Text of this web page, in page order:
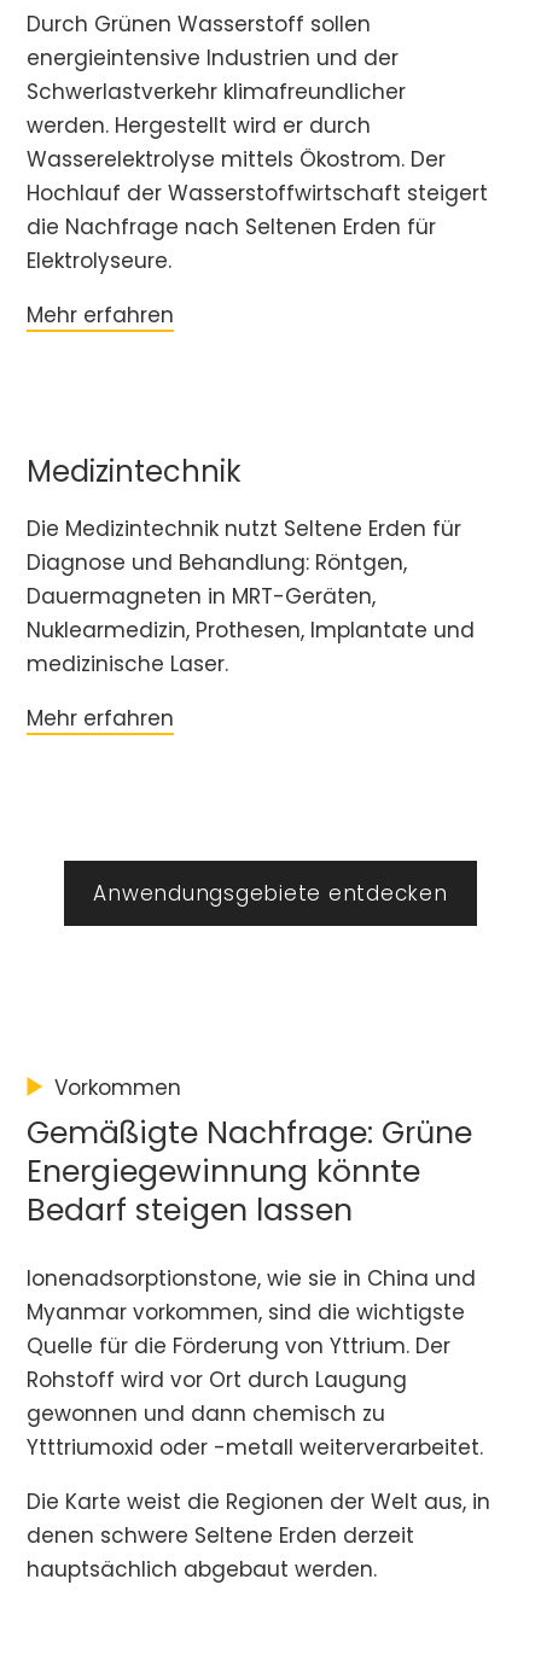
Durch Grünen Wasserstoff sollen
energieintensive Industrien und der
Schwerlastverkehr klimafreundlicher
werden. Hergestellt wird er durch
Wasserelektrolyse mittels Ökostrom. Der
Hochlauf der Wasserstoffwirtschaft steigert
die Nachfrage nach Seltenen Erden für
Elektrolyseure.
Mehr erfahren
Medizintechnik
Die Medizintechnik nutzt Seltene Erden für
Diagnose und Behandlung: Röntgen,
Dauermagneten in MRT-Geräten,
Nuklearmedizin, Prothesen, Implantate und
medizinische Laser.
Mehr erfahren
Anwendungsgebiete entdecken
Vorkommen
Gemäßigte Nachfrage: Grüne
Energiegewinnung könnte
Bedarf steigen lassen
Ionenadsorptionstone, wie sie in China und
Myanmar vorkommen, sind die wichtigste
Quelle für die Förderung von Yttrium. Der
Rohstoff wird vor Ort durch Laugung
gewonnen und dann chemisch zu
Ytttriumoxid oder -metall weiterverarbeitet.
Die Karte weist die Regionen der Welt aus, in
denen schwere Seltene Erden derzeit
hauptsächlich abgebaut werden.